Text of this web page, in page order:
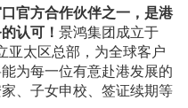
官方合作伙伴之一，是港
认可！ 景鸿集团成立于
亚太区总部，为全球客户
为每一位有意赴港发展的
、子女申校、签证续期等